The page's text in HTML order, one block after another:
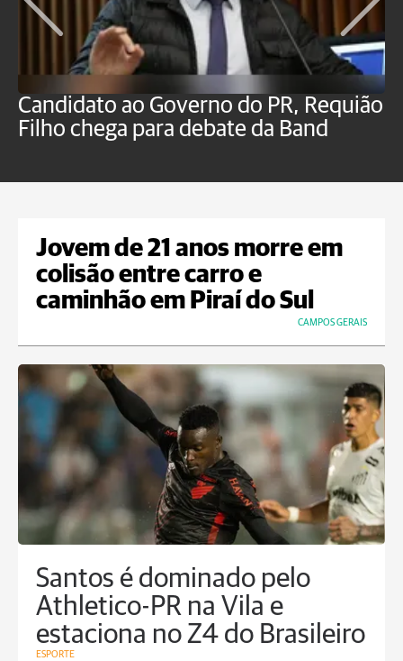
Candidato ao Governo do PR, Requião
Filho chega para debate da Band
Jovem de 21 anos morre em
colisão entre carro e
caminhão em Piraí do Sul
CAMPOS GERAIS
Santos é dominado pelo
Athletico-PR na Vila e
estaciona no Z4 do Brasileiro
ESPORTE